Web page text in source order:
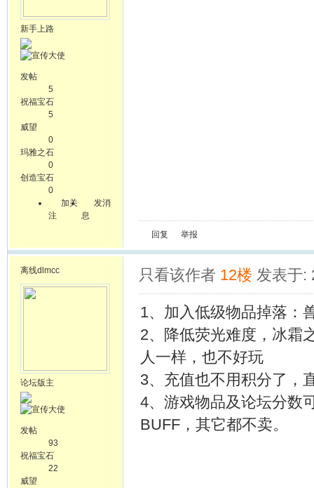
新手上路
发帖
5
祝福宝石
5
威望
0
玛雅之石
0
创造宝石
0
加关
注
发消
息
回复 举报
离线dlmcc
论坛版主
发帖
93
祝福宝石
22
威望
只看该作者 12楼 发表于:
1、 加入低级物品掉落：
2、降低荧光难度，冰霜
人一样，也不好玩
3、充值也不用积分了，
4、游戏物品及论坛分数
BUFF，其它都不卖。